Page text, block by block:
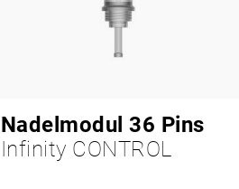
Nadelmodul 36 Pins
Infinity CONTROL